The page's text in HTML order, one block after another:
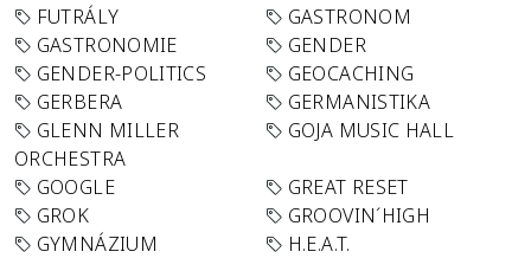
FUTRÁLY
GASTRONOM
GASTRONOMIE
GENDER
GENDER-POLITICS
GEOCACHING
GERBERA
GERMANISTIKA
GLENN MILLER
ORCHESTRA
GOJA MUSIC HALL
GOOGLE
GREAT RESET
GROK
GROOVIN´HIGH
GYMNÁZIUM
H.E.A.T.